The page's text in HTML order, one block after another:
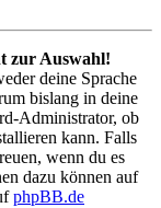
zur Auswahl!
deine Sprache
bislang in deine
Administrator, ob
kann. Falls
wenn du es
dazu können auf
phpBB.de